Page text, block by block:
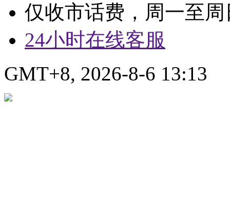
仅收市话费，周一至周
24小时在线客服
GMT+8, 2026-8-6 13:13